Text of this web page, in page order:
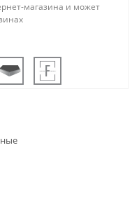
магазина и может